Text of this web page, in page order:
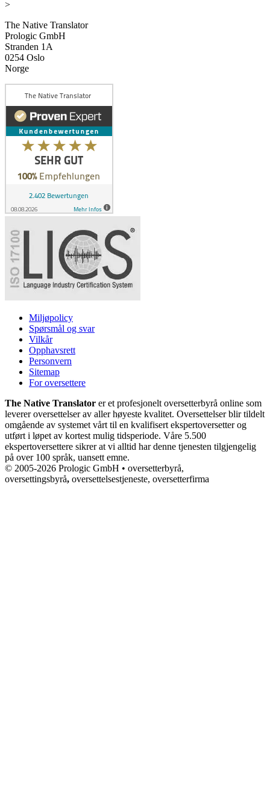
>
The Native Translator
Prologic GmbH
Stranden 1A
0254 Oslo
Norge
Miljøpolicy
Spørsmål og svar
Vilkår
Opphavsrett
Personvern
Sitemap
For oversettere
The Native Translator er et profesjonelt oversetterbyrå online som
leverer oversettelser av aller høyeste kvalitet. Oversettelser blir tildelt
omgående av systemet vårt til en kvalifisert ekspertoversetter og
utført i løpet av kortest mulig tidsperiode. Våre 5.500
ekspertoversettere sikrer at vi alltid har denne tjenesten tilgjengelig
på over 100 språk, uansett emne.
© 2005-2026 Prologic GmbH • oversetterbyrå,
oversettingsbyrå, oversettelsestjeneste, oversetterfirma